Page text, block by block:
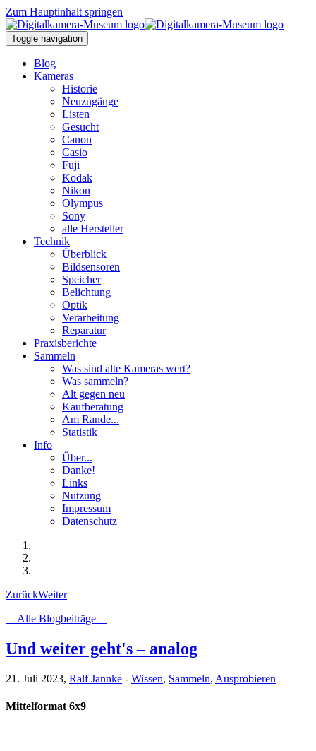
Zum Hauptinhalt springen
Toggle navigation
Blog
Kameras
Historie
Neuzugänge
Listen
Gesucht
Canon
Casio
Fuji
Kodak
Nikon
Olympus
Sony
alle Hersteller
Technik
Überblick
Bildsensoren
Speicher
Belichtung
Optik
Verarbeitung
Reparatur
Praxisberichte
Sammeln
Was sind alte Kameras wert?
Was sammeln?
Alt gegen neu
Kaufberatung
Am Rande...
Statistik
Info
Über...
Danke!
Links
Nutzung
Impressum
Datenschutz
ZurückWeiter
Alle Blogbeiträge
Und weiter geht's – analog
21. Juli 2023, Ralf Jannke - Wissen, Sammeln, Ausprobieren
Mittelformat 6x9